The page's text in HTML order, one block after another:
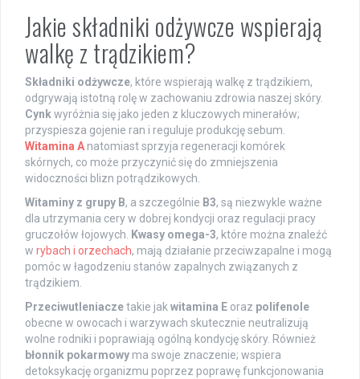
Jakie składniki odżywcze wspierają
walkę z trądzikiem?
Składniki odżywcze, które wspierają walkę z trądzikiem,
odgrywają istotną rolę w zachowaniu zdrowia naszej skóry.
Cynkwyróżnia się jako jeden z kluczowych minerałów;
przyspiesza gojenie ran i reguluje produkcję sebum.
Witamina A natomiast sprzyja regeneracji komórek
skórnych, co może przyczynić się do zmniejszenia
widoczności blizn potrądzikowych.
Witaminy z grupy B, a szczególnie B3, są niezwykle ważne
dla utrzymania cery w dobrej kondycji oraz regulacji pracy
gruczołów łojowych.
Kwasy omega-3, które można znaleźć
w rybach i orzechach, mają działanie przeciwzapalne i mogą
pomóc w łagodzeniu stanów zapalnych związanych z
trądzikiem.
Przeciwutleniaczetakie jak witamina E oraz polifenole
obecne w owocach i warzywach skutecznie neutralizują
wolne rodniki i poprawiają ogólną kondycję skóry. Również
błonnik pokarmowy ma swoje znaczenie; wspiera
detoksykację organizmu poprzez poprawę funkcjonowania